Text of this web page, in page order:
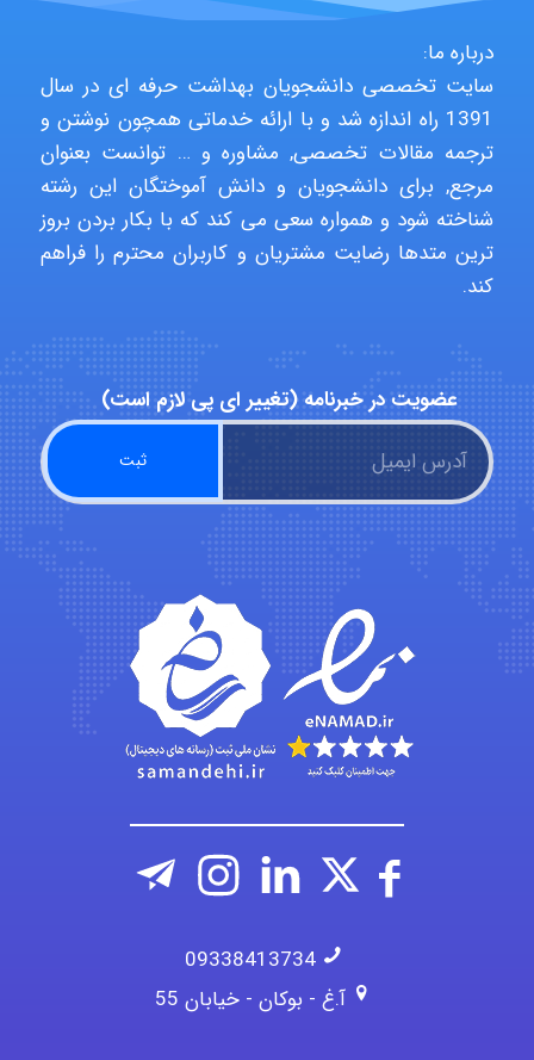
shbnm72
Minoo1375
Sara
ZAK
vali
fahimeh sheibani
درباره ما:
سایت تخصصی دانشجویان بهداشت حرفه ای در سال
1391 راه اندازه شد و با ارائه خدماتی همچون نوشتن و
ترجمه مقالات تخصصی, مشاوره و … توانست بعنوان
مرجع, برای دانشجویان و دانش آموختگان این رشته
شناخته شود و همواره سعی می کند که با بکار بردن بروز
ترین متدها رضایت مشتریان و کاربران محترم را فراهم
کند.
عضویت در خبرنامه (تغییر ای پی لازم است)
09338413734
آ.غ - بوکان - خیابان 55